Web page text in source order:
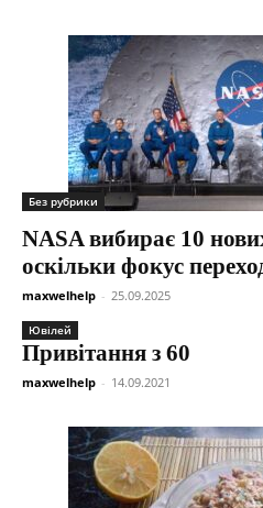
Без рубрики
NASA вибирає 10
оскільки фокус
maxwelhelp - 25.09.2025
Ювілей
Привітання з 60
maxwelhelp - 14.09.2021